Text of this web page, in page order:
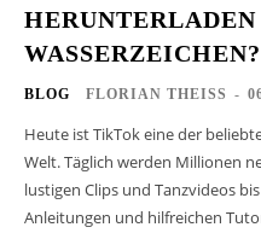
WASSERZEICHEN?
BLOG FLORIAN THEISS -
Heute ist TikTok eine der
Welt. Täglich werden Millionen
lustigen Clips und Tanzvideos
Anleitungen und hilfreichen